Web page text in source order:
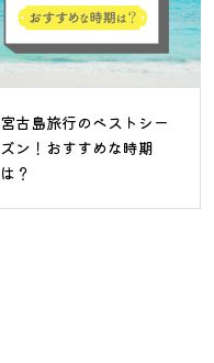
宮古島旅行のベストシー
ズン！おすすめな時期
は？